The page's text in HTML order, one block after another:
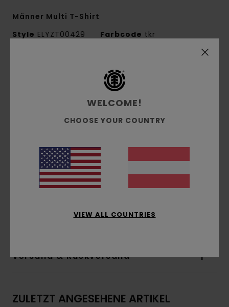
Männer Multi T-Shirt
Style ELYZT00429 Farbcode tkr
Mainline-Kollektion
Single-Jersey-Stoff aus 100 % Bio-
Baumwolle [180 g/m2]
Ärmel:kurzärmlig
Logo:Digitaler Druck auf Brust und Rücken
Logo-Label an der Naht
Versand & Rückversand
ZULETZT ANGESEHENE ARTIKEL
WELCOME!
CHOOSE YOUR COUNTRY
VIEW ALL COUNTRIES